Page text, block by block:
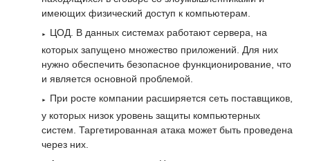
имеющих физический доступ к компьютерам.
ЦОД. В данных системах работают сервера, на
которых запущено множество приложений. Для них
нужно обеспечить безопасное функционирование, что
и является основной проблемой.
При росте компании расширяется сеть поставщиков,
у которых низок уровень защиты компьютерных
систем. Таргетированная атака может быть проведена
через них.